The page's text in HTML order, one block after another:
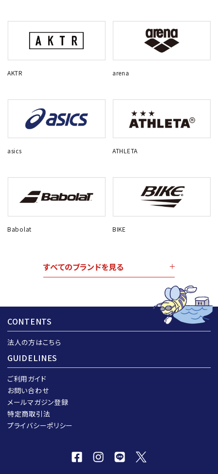
AKTR arena
asics ATHLETA
Babolat BIKE
すべてのブランドを見る
CONTENTS
法人の方はこちら
GUIDELINES
ご利用ガイド
お問い合わせ
メールマガジン登録
特定商取引法
プライバシーポリシー